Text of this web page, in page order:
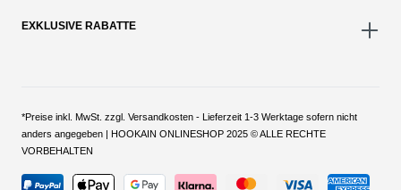
EXKLUSIVE RABATTE
*Preise inkl. MwSt. zzgl. Versandkosten - Lieferzeit 1-3 Werktage sofern nicht
anders angegeben | HOOKAIN ONLINESHOP 2025 © ALLE RECHTE
VORBEHALTEN